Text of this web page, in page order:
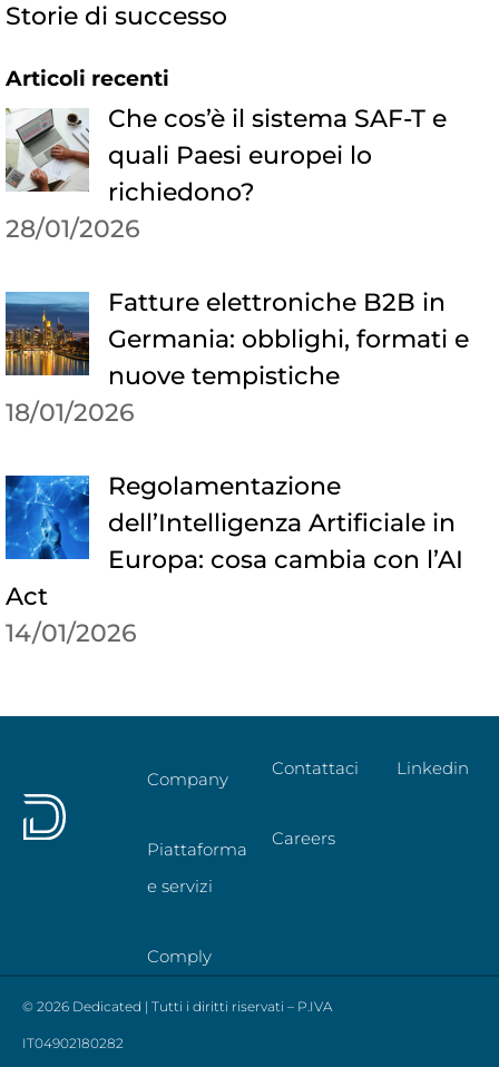
Storie di successo
Articoli recenti
Che cos’è il sistema SAF-T e
quali Paesi europei lo
richiedono?
28/01/2026
Fatture elettroniche B2B in
Germania: obblighi, formati e
nuove tempistiche
18/01/2026
Regolamentazione
dell’Intelligenza Artificiale in
Europa: cosa cambia con l’AI
Act
14/01/2026
Company
Piattaforma
e servizi
Comply
Contattaci
Careers
Linkedin
© 2026 Dedicated | Tutti i diritti riservati – P.IVA
IT04902180282